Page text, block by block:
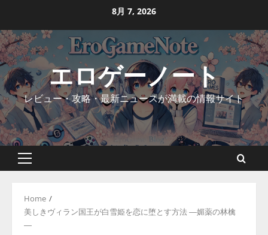
content
8月 7, 2026
エロゲーノート
レビュー・攻略・最新ニュースが満載の情報サイト
Primary
Home
美しきヴィラン国王が白雪姫を恋に堕とす方法 ―媚薬の林檎
―